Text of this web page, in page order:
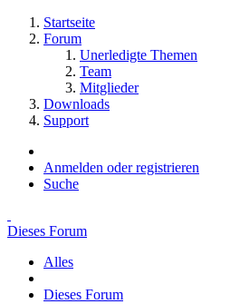
Startseite
Forum
Unerledigte Themen
Team
Mitglieder
Downloads
Support
Anmelden oder registrieren
Suche
Dieses Forum
Alles
Dieses Forum